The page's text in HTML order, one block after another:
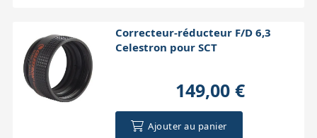
Correcteur-réducteur F/D 6,3
Celestron pour SCT
149,00 €
Ajouter au panier